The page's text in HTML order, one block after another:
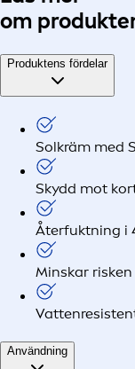
om
Produktens fördelar
Solkräm med
Skydd mot
Återfuktning i
Minskar
Användning